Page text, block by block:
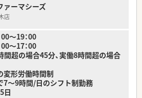
ァーマシーズ
店
～19：00
17：00
間超の場合45分、実働8時間超の場合
形労働時間制
～9時間/日のシフト制勤務
日